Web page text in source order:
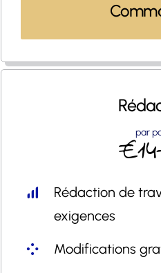
par
Rédaction de
exigences
Modifications